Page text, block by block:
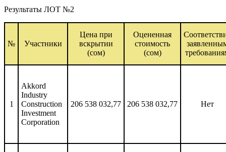
Результаты ЛОТ №2
№ Участники
Цена при
вскрытии
(сом)
Оцененная
стоимость
(сом)
1
Akkord
Industry
Construction
Investment
Corporation
206 538 032,77 206 538 032,77 Нет